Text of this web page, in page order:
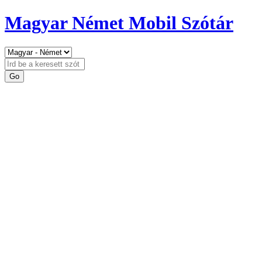
Magyar Német Mobil Szótár